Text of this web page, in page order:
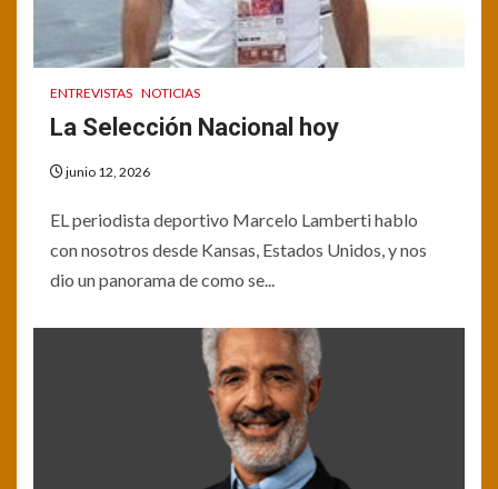
ENTREVISTAS NOTICIAS
La Selección Nacional hoy
junio 12, 2026
EL periodista deportivo Marcelo Lamberti hablo
con nosotros desde Kansas, Estados Unidos, y nos
dio un panorama de como se...